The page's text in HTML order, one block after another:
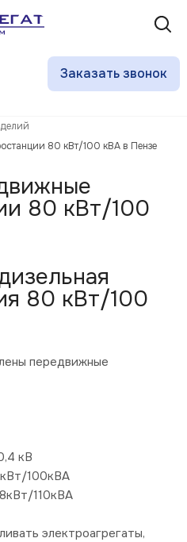
Заказать звонок
80 кВт/100 кВА в Пензе
80 кВт/100
80 кВт/100
передвижные
кВ
100кВА
110кВА
электроагрегаты,